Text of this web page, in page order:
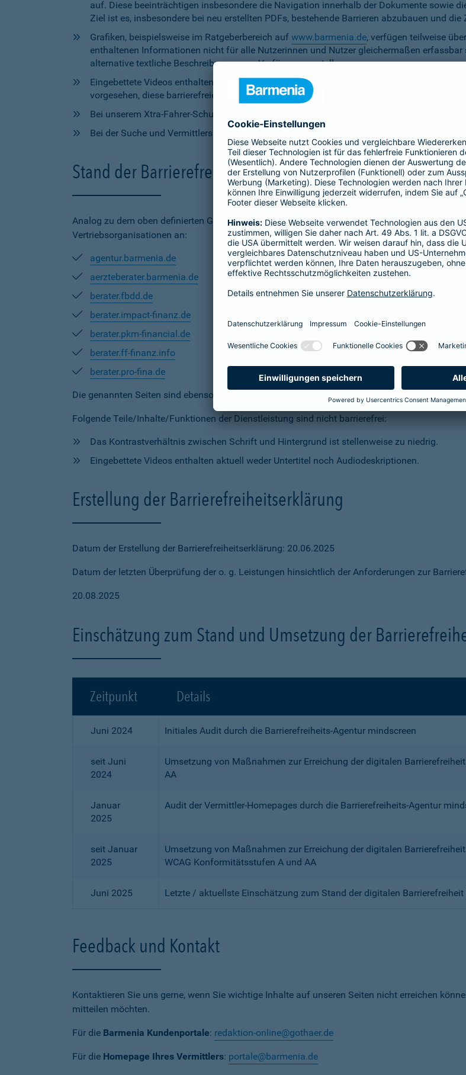
auf. Diese beeinträchtigen insbesondere die Navigation innerhalb der Dokumente sowie
Ziel ist es, insbesondere bei neu erstellten PDFs, bestehende Barrieren abzubauen und
Grafiken, beispielsweise im Ratgeberbereich auf www.barmenia.de, verfügen teilweise
enthaltenen Informationen nicht für alle Nutzerinnen und Nutzer gleichermaßen
alternative textliche Beschreibungen zur Verfügung zu stellen.
Eingebettete Videos enthalten aktuell weder Untertitel noch Audiodeskriptionen, was
vorgesehen, diese barrierefreien Elemente bereitzustellen.
Bei unserem Xtra-Fahrer-Schutz kann die Anpassung der zu versichernden Tage
Bei der Suche und Vermittlersuche auf barmenia.de ist das Kontrastverhältnis zwischen
Stand der Barrierefreiheit auf den Vermittler-Homepages
Analog zu dem oben definierten Geltungsbereich streben wir die Umsetzung der digitalen
Vertriebsorganisationen an:
agentur.barmenia.de
aerzteberater.barmenia.de
berater.fbdd.de
berater.impact-finanz.de
berater.pkm-financial.de
berater.ff-finanz.info
berater.pro-fina.de
Die genannten Seiten sind ebenso mit dem Barrierefreiheitsstärkungsgesetz (BFSG)
Folgende Teile/Inhalte/Funktionen der Dienstleistung sind nicht barrierefrei:
Das Kontrastverhältnis zwischen Schrift und Hintergrund ist stellenweise zu niedrig.
Eingebettete Videos enthalten aktuell weder Untertitel noch Audiodeskriptionen.
Erstellung der Barrierefreiheitserklärung
Datum der Erstellung der Barrierefreiheitserklärung: 20.06.2025
Datum der letzten Überprüfung der o. g. Leistungen hinsichtlich der Anforderungen zur
20.08.2025
Einschätzung zum Stand und Umsetzung der
Zeitpunkt Details
Juni 2024 Initiales Audit durch die Barrierefreiheits-Agentur mindscreen
seit Juni
2024
Umsetzung von Maßnahmen zur Erreichung der digitalen
AA
Januar
2025
Audit der Vermittler-Homepages durch die Barrierefreiheits-Agentur
seit Januar
2025
Umsetzung von Maßnahmen zur Erreichung der digitalen
WCAG Konformitätsstufen A und AA
Juni 2025 Letzte / aktuellste Einschätzung zum Stand der digitalen
Feedback und Kontakt
Kontaktieren Sie uns gerne, wenn Sie wichtige Inhalte auf unseren Seiten nicht erreichen
mitteilen möchten.
Für die Barmenia Kundenportale: redaktion-online@gothaer.de
Für die Homepage Ihres Vermittlers: portale@barmenia.de